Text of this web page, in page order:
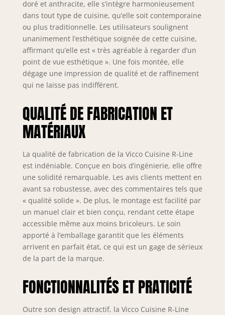
meubles hauts
dispose d’étagères
ouvertes et offre un
espace de
rangement
fonctionnel. Les
pieds réglables en
hauteur assurent
DIMENSIONS : Le
ont une profondeur
de 46 cm. Toutes les
dimensions
détaillées sont
indiquées sur les
photos. La
profondeur du plan
de travail est de 60
cm. MATÉRIAU : Les
façades et le corps
panneau de
particules de 16
mm avec
doré et anthracite, elle s’intègre harmonieusement
dans tout type de cuisine, qu’elle soit contemporaine
ou plus traditionnelle. Les utilisateurs soulignent
unanimement l’esthétique soignée de cette cuisine,
affirmant qu’elle est « très agréable à regarder d’un
point de vue esthétique ». Une fois montée, elle
dégage une impression de qualité et de raffinement
qui ne laisse pas indifférent.
QUALITÉ DE FABRICATION ET
MATÉRIAUX
La qualité de fabrication de la Vicco Cuisine R-Line
est indéniable. Conçue en bois d’ingénierie, elle offre
une solidité remarquable. Les avis clients mettent en
avant sa robustesse, avec des commentaires tels que
« qualité solide ». De plus, le montage est facilité par
un manuel clair et bien conçu, rendant cette étape
accessible même aux moins bricoleurs. Le soin
apporté à l’emballage garantit que les éléments
arrivent en parfait état, ce qui est un gage de sérieux
de la part de la marque.
FONCTIONNALITÉS ET PRATICITÉ
Outre son design attractif, la Vicco Cuisine R-Line